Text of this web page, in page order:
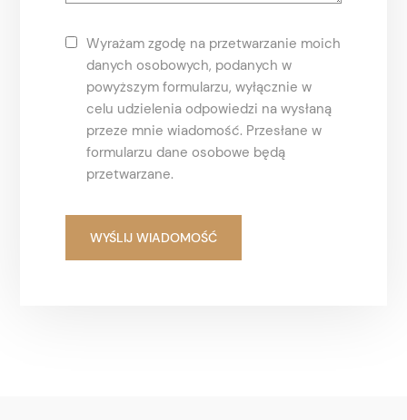
Wyrażam zgodę na przetwarzanie moich
danych osobowych, podanych w
powyższym formularzu, wyłącznie w
celu udzielenia odpowiedzi na wysłaną
przeze mnie wiadomość. Przesłane w
formularzu dane osobowe będą
przetwarzane.